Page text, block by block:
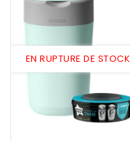
EN RUPTURE DE STOCK